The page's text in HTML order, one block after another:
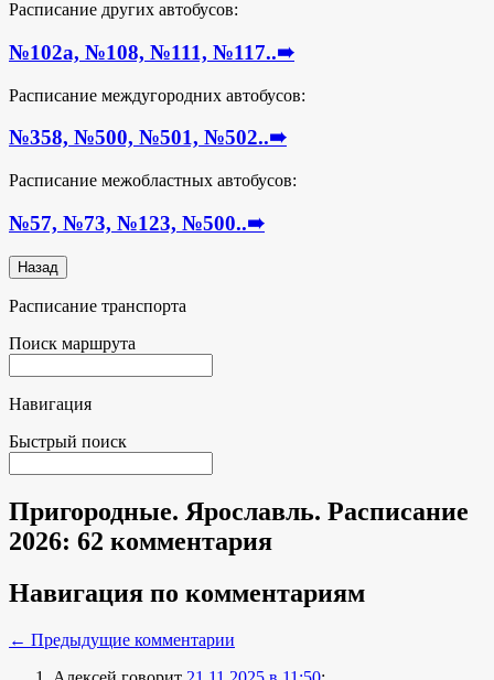
Расписание других автобусов:
№102а, №108, №111, №117..➠
Расписание междугородних автобусов:
№358, №500, №501, №502..➠
Расписание межобластных автобусов:
№57, №73, №123, №500..➠
Расписание транспорта
Поиск маршрута
Навигация
Быстрый поиск
Пригородные. Ярославль. Расписание
2026: 62 комментария
Навигация по комментариям
← Предыдущие комментарии